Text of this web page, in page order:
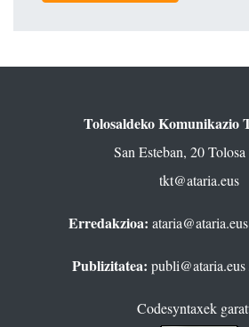
Tolosaldeko Komunikazio
San Esteban, 20
tkt@ataria.eus
Erredakzioa: ataria@ataria.eus
Publizitatea: publi@ataria.eus
Codesyntaxek